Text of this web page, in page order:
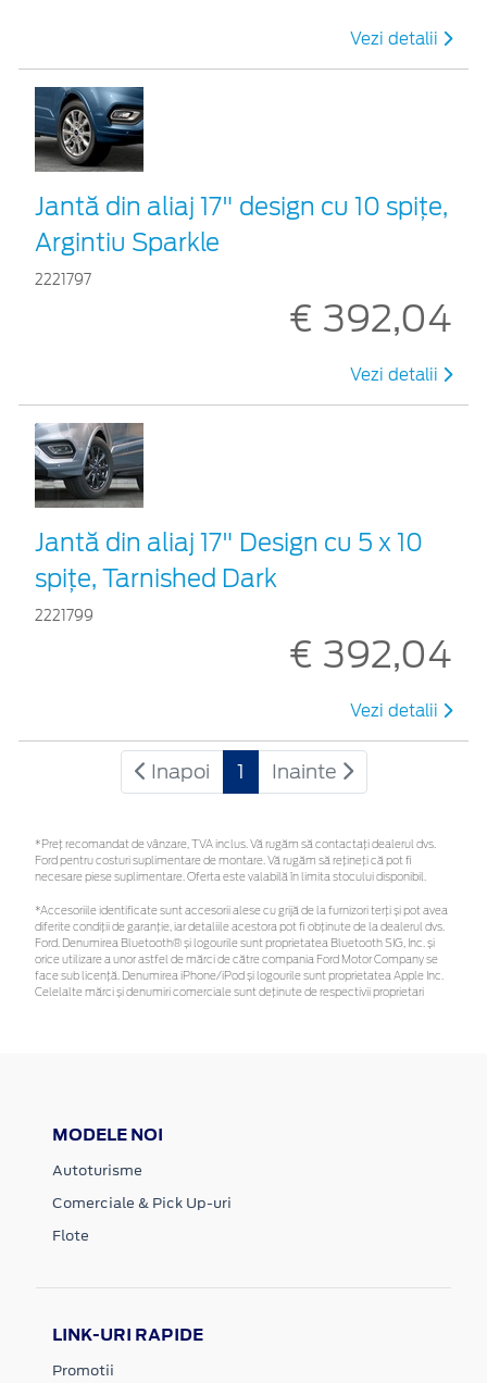
Vezi detalii
Jantă din aliaj 17" design cu 10 spițe,
Argintiu Sparkle
2221797
€ 392,04
Vezi detalii
Jantă din aliaj 17" Design cu 5 x 10
spițe, Tarnished Dark
2221799
€ 392,04
Vezi detalii
Inapoi 1 Inainte
*Preţ recomandat de vânzare, TVA inclus. Vă rugăm să contactaţi dealerul dvs.
Ford pentru costuri suplimentare de montare. Vă rugăm să rețineți că pot fi
necesare piese suplimentare. Oferta este valabilă în limita stocului disponibil.
*Accesoriile identificate sunt accesorii alese cu grijă de la furnizori terți și pot avea
diferite condiții de garanție, iar detaliile acestora pot fi obținute de la dealerul dvs.
Ford. Denumirea Bluetooth® și logourile sunt proprietatea Bluetooth SIG, Inc. și
orice utilizare a unor astfel de mărci de către compania Ford Motor Company se
face sub licență. Denumirea iPhone/iPod și logourile sunt proprietatea Apple Inc.
Celelalte mărci și denumiri comerciale sunt deținute de respectivii proprietari
MODELE NOI
Autoturisme
Comerciale & Pick Up-uri
Flote
LINK-URI RAPIDE
Promotii